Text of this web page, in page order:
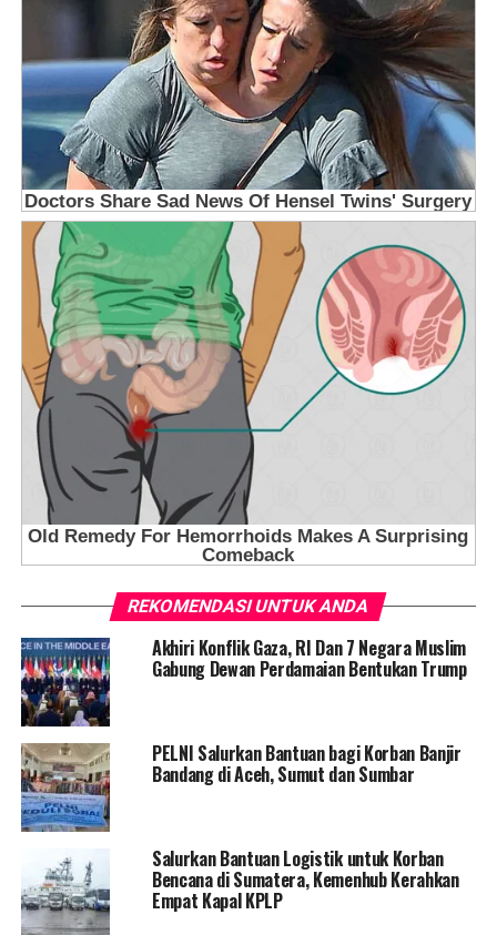
REKOMENDASI UNTUK ANDA
Akhiri Konflik Gaza, RI Dan 7 Negara Muslim
Gabung Dewan Perdamaian Bentukan Trump
PELNI Salurkan Bantuan bagi Korban Banjir
Bandang di Aceh, Sumut dan Sumbar
Salurkan Bantuan Logistik untuk Korban
Bencana di Sumatera, Kemenhub Kerahkan
Empat Kapal KPLP